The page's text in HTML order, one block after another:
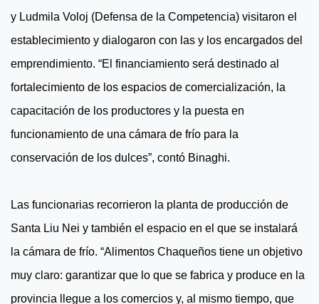
y Ludmila Voloj (Defensa de la Competencia) visitaron el
establecimiento y dialogaron con las y los encargados del
emprendimiento. “El financiamiento será destinado al
fortalecimiento de los espacios de comercialización, la
capacitación de los productores y la puesta en
funcionamiento de una cámara de frío para la
conservación de los dulces”, contó Binaghi.
Las funcionarias recorrieron la planta de producción de
Santa Liu Nei y también el espacio en el que se instalará
la cámara de frío. “Alimentos Chaqueños tiene un objetivo
muy claro: garantizar que lo que se fabrica y produce en la
provincia llegue a los comercios y, al mismo tiempo, que